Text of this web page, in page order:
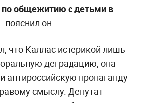
по общежитию с детьми в
пояснил он.
что Каллас истерикой лишь
деградацию, она
антироссийскую пропаганду
смыслу. Депутат